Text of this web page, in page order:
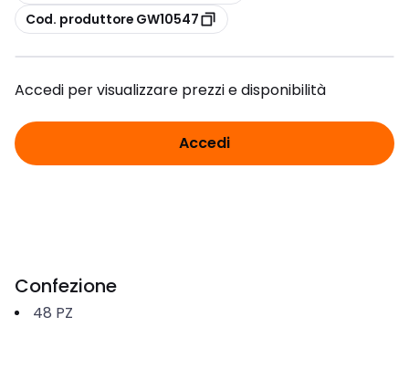
copia
Cod. produttore GW10547
Accedi per visualizzare prezzi e disponibilità
Accedi
Confezione
48 PZ